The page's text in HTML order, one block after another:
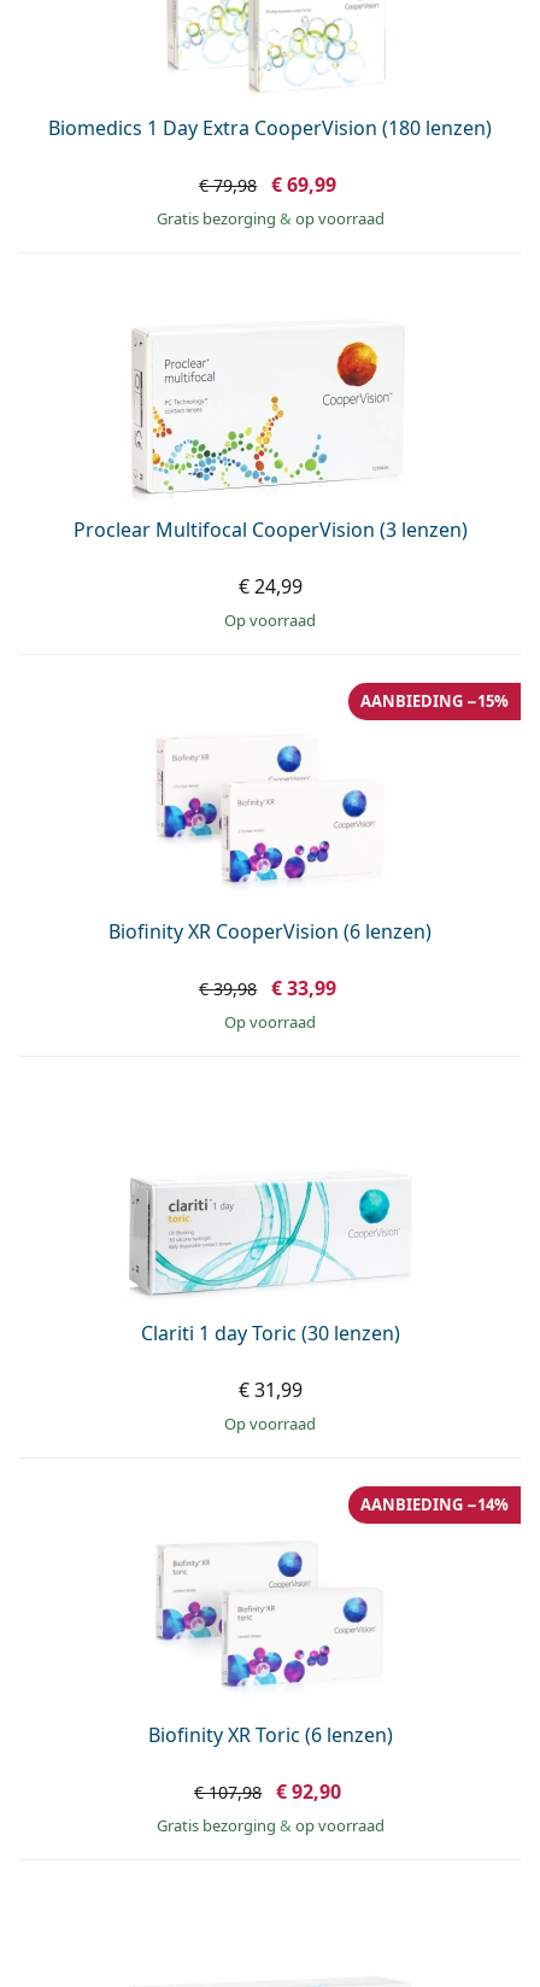
Biomedics 1 Day Extra CooperVision (180 lenzen)
€ 79,98 € 69,99
Gratis bezorging & op voorraad
Proclear Multifocal CooperVision (3 lenzen)
€ 24,99
op voorraad
Biofinity XR CooperVision (6 lenzen)
AANBIEDING −15%
€ 39,98 € 33,99
op voorraad
Clariti 1 day Toric (30 lenzen)
€ 31,99
op voorraad
Biofinity XR Toric (6 lenzen)
AANBIEDING −14%
€ 107,98 € 92,90
Gratis bezorging & op voorraad